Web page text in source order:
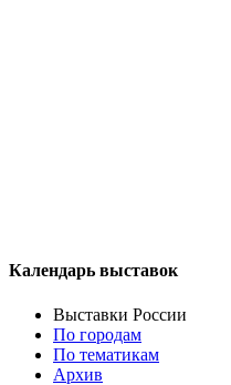
Календарь выставок
Выставки России
По городам
По тематикам
Архив